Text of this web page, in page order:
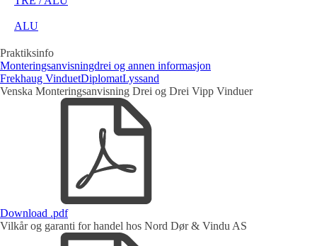
ALU
Praktiksinfo
Monteringsanvisningdrei og annen informasjon
Frekhaug VinduetDiplomatLyssand
Venska Monteringsanvisning Drei og Drei Vipp Vinduer
Download .pdf
Vilkår og garanti for handel hos Nord Dør & Vindu AS